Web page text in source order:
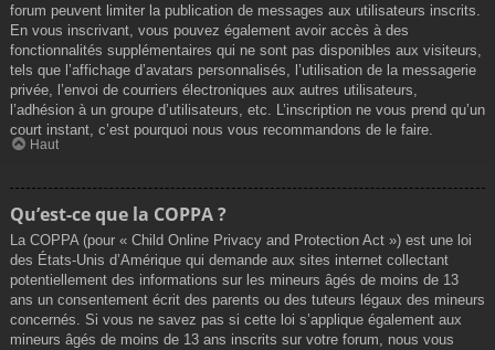
forum peuvent limiter la publication de messages aux utilisateurs inscrits.
En vous inscrivant, vous pouvez également avoir accès à des
fonctionnalités supplémentaires qui ne sont pas disponibles aux visiteurs,
tels que l’affichage d’avatars personnalisés, l’utilisation de la messagerie
privée, l’envoi de courriers électroniques aux autres utilisateurs,
l’adhésion à un groupe d’utilisateurs, etc. L’inscription ne vous prend qu’un
court instant, c’est pourquoi nous vous recommandons de le faire.
Haut
Qu’est-ce que la COPPA ?
La COPPA (pour « Child Online Privacy and Protection Act ») est une loi
des États-Unis d’Amérique qui demande aux sites internet collectant
potentiellement des informations sur les mineurs âgés de moins de 13
ans un consentement écrit des parents ou des tuteurs légaux des mineurs
concernés. Si vous ne savez pas si cette loi s’applique également aux
mineurs âgés de moins de 13 ans inscrits sur votre forum, nous vous